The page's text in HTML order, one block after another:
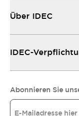
Über IDEC
IDEC-
Abonnieren Sie